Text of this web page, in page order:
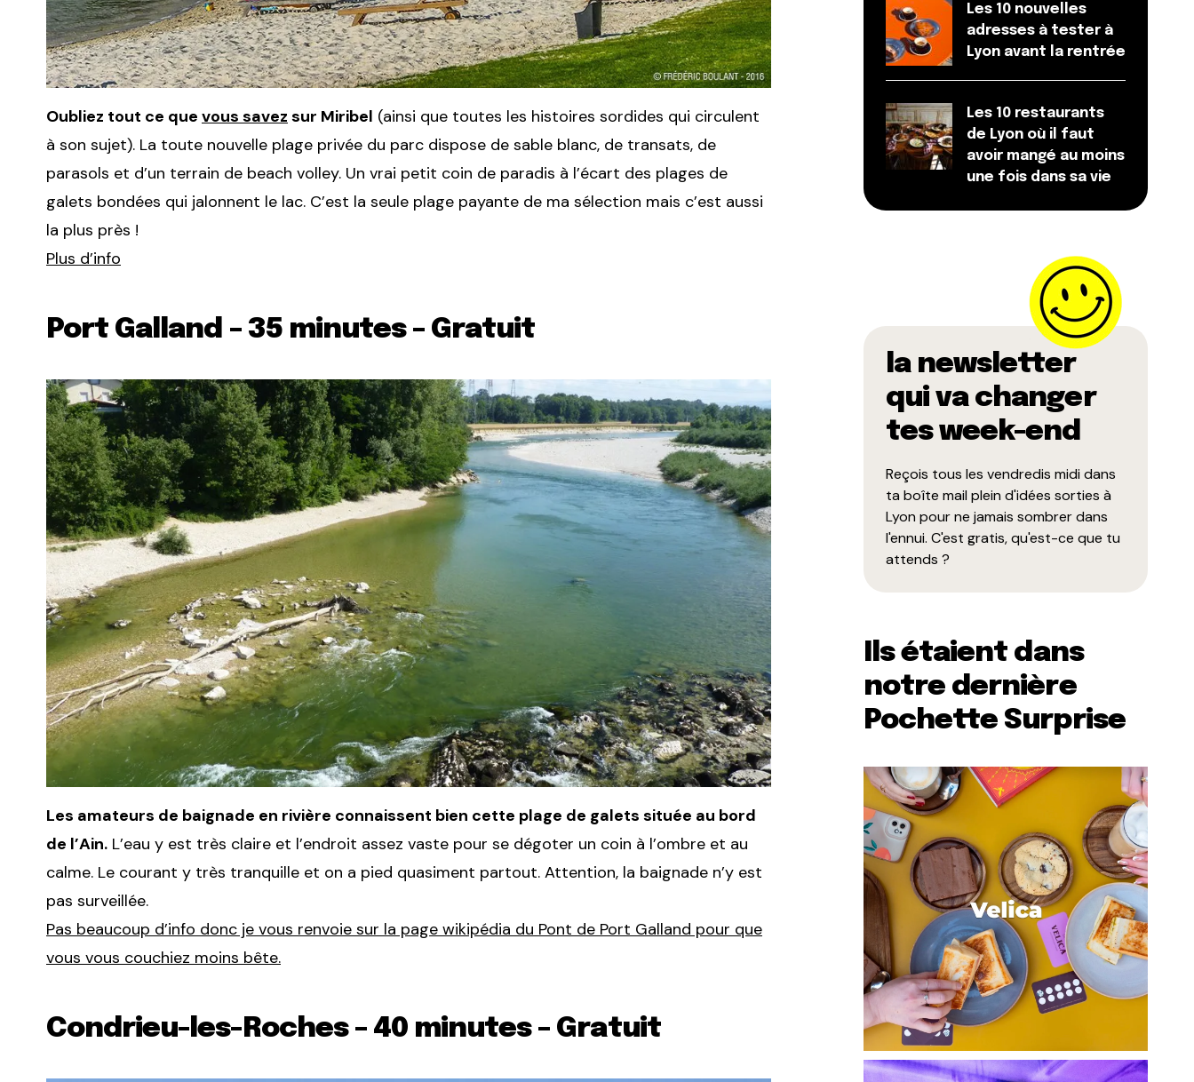
Oubliez tout ce que vous savez sur Miribel (ainsi que toutes les histoires sordides qui circulent
à son sujet). La toute nouvelle plage privée du parc dispose de sable blanc, de transats, de
parasols et d’un terrain de beach volley. Un vrai petit coin de paradis à l’écart des plages de
galets bondées qui jalonnent le lac. C’est la seule plage payante de ma sélection mais c’est aussi
la plus près !
Plus d’info
Port Galland – 35 minutes – Gratuit
Les amateurs de baignade en rivière connaissent bien cette plage de galets située au bord
de l’Ain. L’eau y est très claire et l’endroit assez vaste pour se dégoter un coin à l’ombre et au
calme. Le courant y très tranquille et on a pied quasiment partout. Attention, la baignade n’y est
pas surveillée.
Pas beaucoup d’info donc je vous renvoie sur la page wikipédia du Pont de Port Galland pour que
vous vous couchiez moins bête.
Condrieu-les-Roches – 40 minutes – Gratuit
Les 10 nouvelles
adresses à tester à
Lyon avant la rentrée
Les 10 restaurants
de Lyon où il faut
avoir mangé au moins
une fois dans sa vie
la newsletter
qui va changer
tes week-end
Reçois tous les vendredis midi dans
ta boîte mail plein d'idées sorties à
Lyon pour ne jamais sombrer dans
l'ennui. C'est gratis, qu'est-ce que tu
attends ?
Ils étaient dans
notre dernière
Pochette Surprise